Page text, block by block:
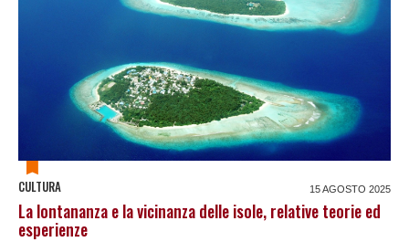
CULTURA 15 AGOSTO 2025
La lontananza e la vicinanza delle isole, relative teorie ed
esperienze